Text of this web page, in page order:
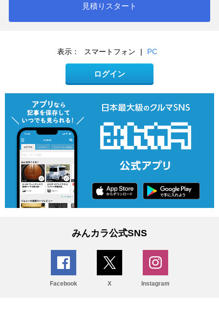
見積りスタート
表示： スマートフォン | PC
ログイン
みんカラ公式SNS
Facebook X Instagram